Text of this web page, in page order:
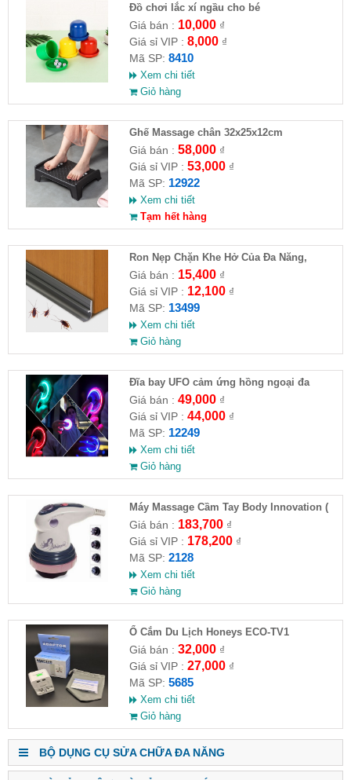
Đồ chơi lắc xí ngầu cho bé
Giá bán : 10,000₫
Giá sỉ VIP : 8,000₫
Mã SP: 8410
Xem chi tiết
Giỏ hàng
Ghế Massage chân 32x25x12cm
Giá bán : 58,000₫
Giá sỉ VIP : 53,000₫
Mã SP: 12922
Xem chi tiết
Tạm hết hàng
Ron Nẹp Chặn Khe Hở Của Đa Năng,
Chống Côn Trùng( HĐ )
Giá bán : 15,400₫
Giá sỉ VIP : 12,100₫
Mã SP: 13499
Xem chi tiết
Giỏ hàng
Đĩa bay UFO cảm ứng hồng ngoại đa
chiều tự động bay về
Giá bán : 49,000₫
Giá sỉ VIP : 44,000₫
Mã SP: 12249
Xem chi tiết
Giỏ hàng
Máy Massage Cầm Tay Body Innovation (
HĐ )
Giá bán : 183,700₫
Giá sỉ VIP : 178,200₫
Mã SP: 2128
Xem chi tiết
Giỏ hàng
Ổ Cắm Du Lịch Honeys ECO-TV1
Giá bán : 32,000₫
Giá sỉ VIP : 27,000₫
Mã SP: 5685
Xem chi tiết
Giỏ hàng
BỘ DỤNG CỤ SỬA CHỮA ĐA NĂNG